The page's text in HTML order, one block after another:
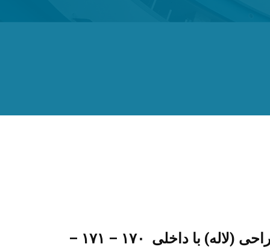
برای تماس با بخش جراحی (لاله) با داخلی ۱۷۰ – ۱۷۱ –